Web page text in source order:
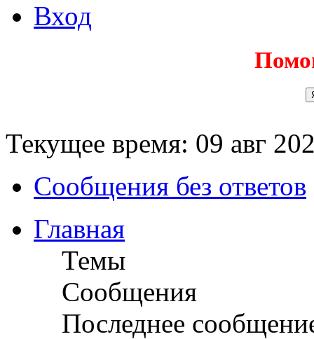
Вход
Текущее время: 09 авг
Сообщения без ответов
Главная
Темы
Сообщения
Последнее